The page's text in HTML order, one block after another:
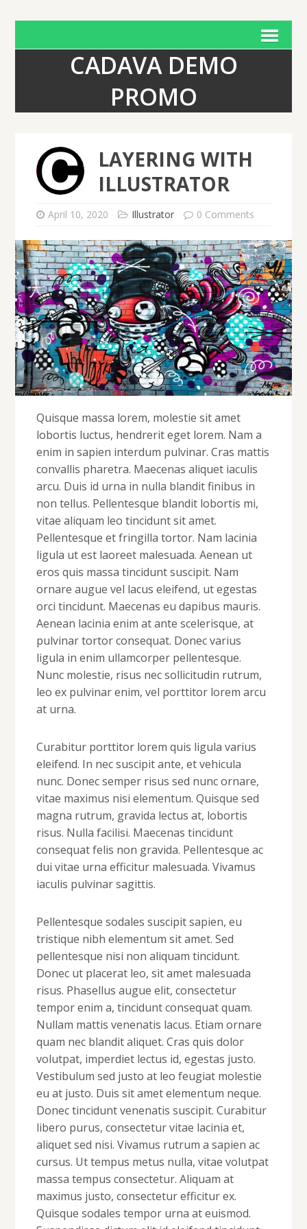
CADAVA DEMO
PROMO
LAYERING WITH
ILLUSTRATOR
April 10, 2020 Illustrator 0 Comments
Quisque massa lorem, molestie sit amet
lobortis luctus, hendrerit eget lorem. Nam a
enim in sapien interdum pulvinar. Cras mattis
convallis pharetra. Maecenas aliquet iaculis
arcu. Duis id urna in nulla blandit finibus in
non tellus. Pellentesque blandit lobortis mi,
vitae aliquam leo tincidunt sit amet.
Pellentesque et fringilla tortor. Nam lacinia
ligula ut est laoreet malesuada. Aenean ut
eros quis massa tincidunt suscipit. Nam
ornare augue vel lacus eleifend, ut egestas
orci tincidunt. Maecenas eu dapibus mauris.
Aenean lacinia enim at ante scelerisque, at
pulvinar tortor consequat. Donec varius
ligula in enim ullamcorper pellentesque.
Nunc molestie, risus nec sollicitudin rutrum,
leo ex pulvinar enim, vel porttitor lorem arcu
at urna.
Curabitur porttitor lorem quis ligula varius
eleifend. In nec suscipit ante, et vehicula
nunc. Donec semper risus sed nunc ornare,
vitae maximus nisi elementum. Quisque sed
magna rutrum, gravida lectus at, lobortis
risus. Nulla facilisi. Maecenas tincidunt
consequat felis non gravida. Pellentesque ac
dui vitae urna efficitur malesuada. Vivamus
iaculis pulvinar sagittis.
Pellentesque sodales suscipit sapien, eu
tristique nibh elementum sit amet. Sed
pellentesque nisi non aliquam tincidunt.
Donec ut placerat leo, sit amet malesuada
risus. Phasellus augue elit, consectetur
tempor enim a, tincidunt consequat quam.
Nullam mattis venenatis lacus. Etiam ornare
quam nec blandit aliquet. Cras quis dolor
volutpat, imperdiet lectus id, egestas justo.
Vestibulum sed justo at leo feugiat molestie
eu at justo. Duis sit amet elementum neque.
Donec tincidunt venenatis suscipit. Curabitur
libero purus, consectetur vitae lacinia et,
aliquet sed nisi. Vivamus rutrum a sapien ac
cursus. Ut tempus metus nulla, vitae volutpat
massa tempus consectetur. Aliquam at
maximus justo, consectetur efficitur ex.
Quisque sodales tempor urna at euismod.